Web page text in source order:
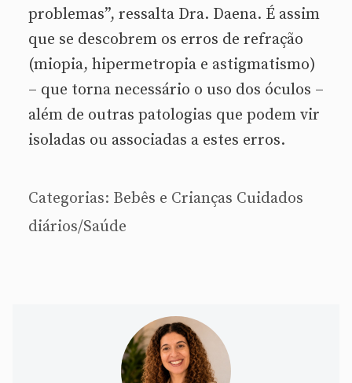
problemas”, ressalta Dra. Daena. É assim
que se descobrem os erros de refração
(miopia, hipermetropia e astigmatismo)
– que torna necessário o uso dos óculos –
além de outras patologias que podem vir
isoladas ou associadas a estes erros.
Categorias: Bebês e Crianças Cuidados
diários/Saúde